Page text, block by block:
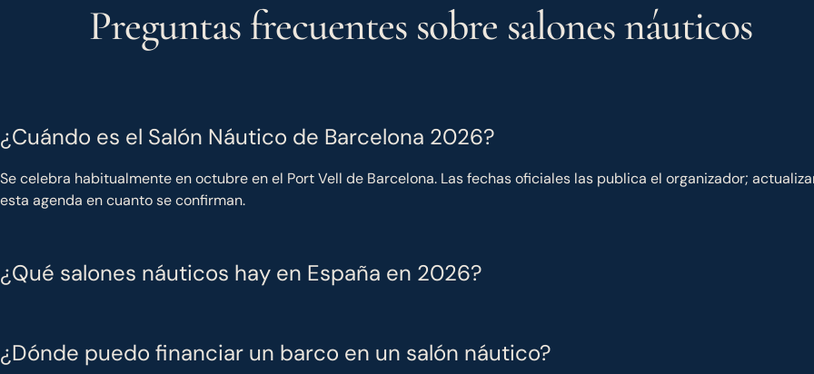
Preguntas frecuentes sobre salones náuticos
¿Cuándo es el Salón Náutico de Barcelona 2026?
Se celebra habitualmente en octubre en el Port Vell de Barcelona. Las fechas oficiales las publica el organizador;
esta agenda en cuanto se confirman.
¿Qué salones náuticos hay en España en 2026?
¿Dónde puedo financiar un barco en un salón náutico?